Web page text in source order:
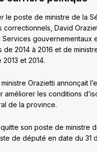
le poste de ministre de la
correctionnels, David
Services gouvernementaux
de 2014 à 2016 et de
et 2014.
Orazietti annonçait
améliorer les conditions
de la province.
son poste de ministre
de député en date du 31